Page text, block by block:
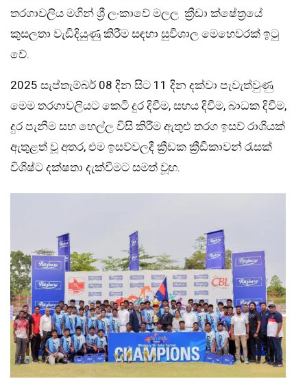
තරගාවලිය මගින් ශ්‍රී ලංකාවේ මලල ක්‍රීඩා ක්ෂේත්‍රයේ
කුසලතා වැඩිදියුණු කිරීම සඳහා සුවිශාල මෙහෙවරක් ඉටු
වේ.
2025 සැප්තැම්බර් 08 දින සිට 11 දින දක්වා පැවැත්වුණු
මෙම තරගාවලියට කෙටි දුර දිවීම, සහය දිවීම, බාධක දිවීම,
දුර පැනීම සහ හෙල්ල විසි කිරීම ඇතුළු තරග ඉසව් රාශියක්
ඇතුළත් වූ අතර, එම ඉසව්වලදී ක්‍රීඩක ක්‍රීඩිකාවන් රැසක්
විශිෂ්ට දක්ෂතා දැක්වීමට සමත් වූහ.